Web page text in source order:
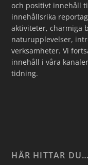
och positivt innehåll
innehållsrika
aktiviteter, charmiga
naturupplevelser,
verksamheter. Vi
innehåll i våra
tidning.
HÄR HITTAR DU…